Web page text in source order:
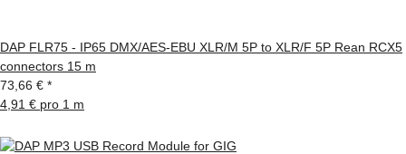
DAP FLR75 - IP65 DMX/AES-EBU XLR/M 5P to XLR/F 5P Rean RCX5
connectors 15 m
73,66 € *
4,91 € pro 1 m